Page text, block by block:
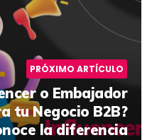
PRÓXIMO ARTÍCULO
o Embajador
tu Negocio B2B?
la diferencia